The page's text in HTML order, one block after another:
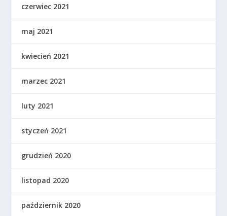
czerwiec 2021
maj 2021
kwiecień 2021
marzec 2021
luty 2021
styczeń 2021
grudzień 2020
listopad 2020
październik 2020